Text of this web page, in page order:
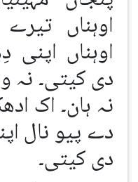
اوہناں
اوہناں
دی کیتی۔ نہ
نہ ہان۔ اک
دے پیو نال
دی کیتی۔